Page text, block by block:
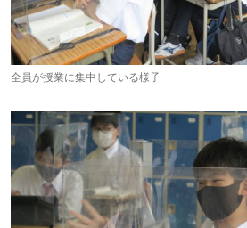
全員が授業に集中している様子